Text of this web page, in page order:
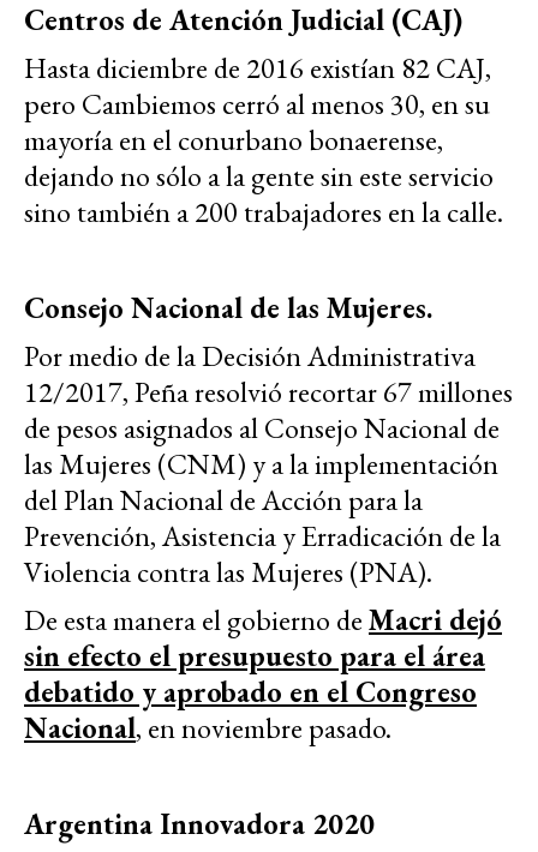
Centros de Atención Judicial (CAJ)
Hasta diciembre de 2016 existían 82 CAJ,
pero Cambiemos cerró al menos 30, en su
mayoría en el conurbano bonaerense,
dejando no sólo a la gente sin este servicio
sino también a 200 trabajadores en la calle.
Consejo Nacional de las Mujeres.
Por medio de la Decisión Administrativa
12/2017, Peña resolvió recortar 67 millones
de pesos asignados al Consejo Nacional de
las Mujeres (CNM) y a la implementación
del Plan Nacional de Acción para la
Prevención, Asistencia y Erradicación de la
Violencia contra las Mujeres (PNA).
De esta manera el gobierno deMacri dejó
sin efecto el presupuesto para el área
debatido y aprobado en el Congreso
Nacional, en noviembre pasado.
Argentina Innovadora 2020